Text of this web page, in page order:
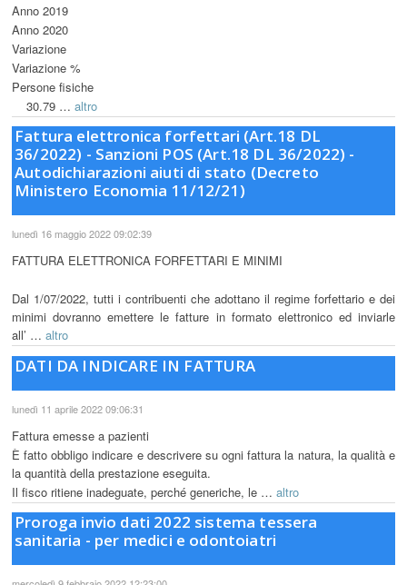
Anno 2019
Anno 2020
Variazione
Variazione %
Persone fisiche
30.79 … altro
Fattura elettronica forfettari (Art.18 DL
36/2022) - Sanzioni POS (Art.18 DL 36/2022) -
Autodichiarazioni aiuti di stato (Decreto
Ministero Economia 11/12/21)
lunedì 16 maggio 2022 09:02:39
FATTURA ELETTRONICA FORFETTARI E MINIMI
Dal 1/07/2022, tutti i contribuenti che adottano il regime forfettario e dei
minimi dovranno emettere le fatture in formato elettronico ed inviarle
all’ … altro
DATI DA INDICARE IN FATTURA
lunedì 11 aprile 2022 09:06:31
Fattura emesse a pazienti
È fatto obbligo indicare e descrivere su ogni fattura la natura, la qualità e
la quantità della prestazione eseguita.
Il fisco ritiene inadeguate, perché generiche, le … altro
Proroga invio dati 2022 sistema tessera
sanitaria - per medici e odontoiatri